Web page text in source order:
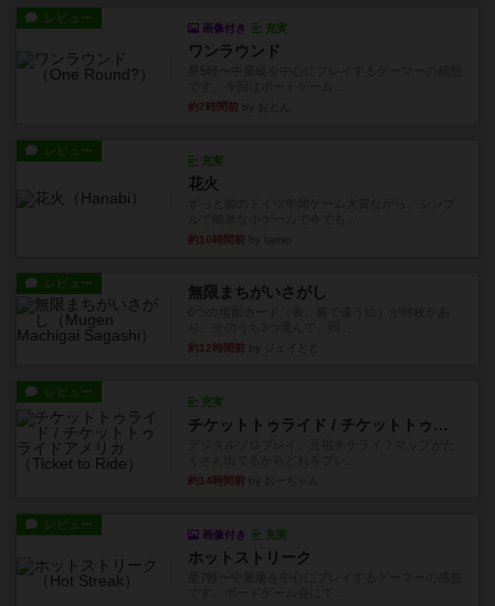
レビュー
画像付き 充実
ワンラウンド
約7時間前
レビュー
充実
花火
約10時間前
レビュー 無限まちがいさがし
約12時間前
レビュー
充実
チケットトゥライド / チケットトゥライドアメリカ
約14時間前
レビュー
画像付き 充実
ホットストリーク